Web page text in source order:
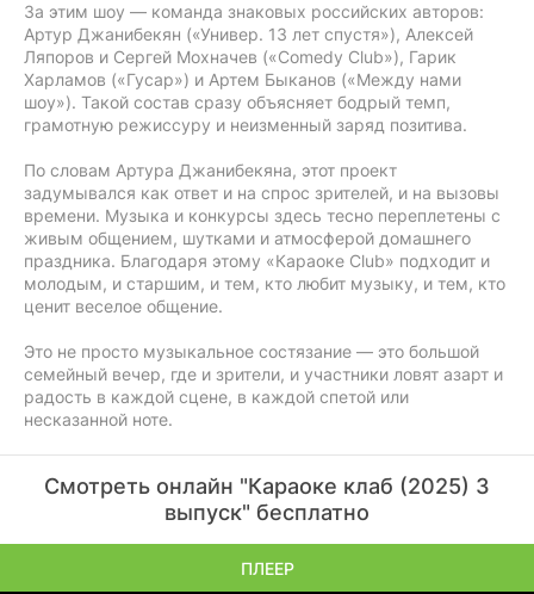
За этим шоу — команда знаковых российских авторов:
Артур Джанибекян («Универ. 13 лет спустя»), Алексей
Ляпоров и Сергей Мохначев («Comedy Club»), Гарик
Харламов («Гусар») и Артем Быканов («Между нами
шоу»). Такой состав сразу объясняет бодрый темп,
грамотную режиссуру и неизменный заряд позитива.
По словам Артура Джанибекяна, этот проект
задумывался как ответ и на спрос зрителей, и на вызовы
времени. Музыка и конкурсы здесь тесно переплетены с
живым общением, шутками и атмосферой домашнего
праздника. Благодаря этому «Караоке Club» подходит и
молодым, и старшим, и тем, кто любит музыку, и тем, кто
ценит веселое общение.
Это не просто музыкальное состязание — это большой
семейный вечер, где и зрители, и участники ловят азарт и
радость в каждой сцене, в каждой спетой или
несказанной ноте.
Смотреть онлайн "Караоке клаб (2025) 3
выпуск" бесплатно
ПЛЕЕР